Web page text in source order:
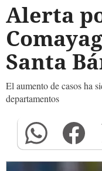
Alerta
Santa
El aumento de casos ha
departamentos